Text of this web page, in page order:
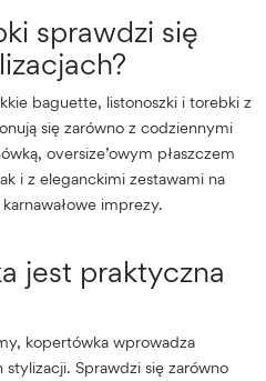
sprawdzi się
baguette, listonoszki i torebki z
się zarówno z codziennymi
oversize’owym płaszczem
i z eleganckimi zestawami na
imprezy.
jest praktyczna
kopertówka wprowadza
Sprawdzi się zarówno